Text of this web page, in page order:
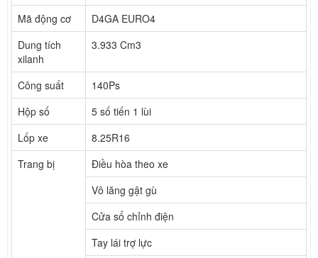
Mã động cơ
D4GA EURO4
Dung tích
xilanh
3.933 Cm3
Công suất
140Ps
Hộp số
5 số tiến 1 lùi
Lốp xe
8.25R16
Trang bị
Điều hòa theo xe
Vô lăng gật gù
Cửa sổ chỉnh điện
Tay lái trợ lực